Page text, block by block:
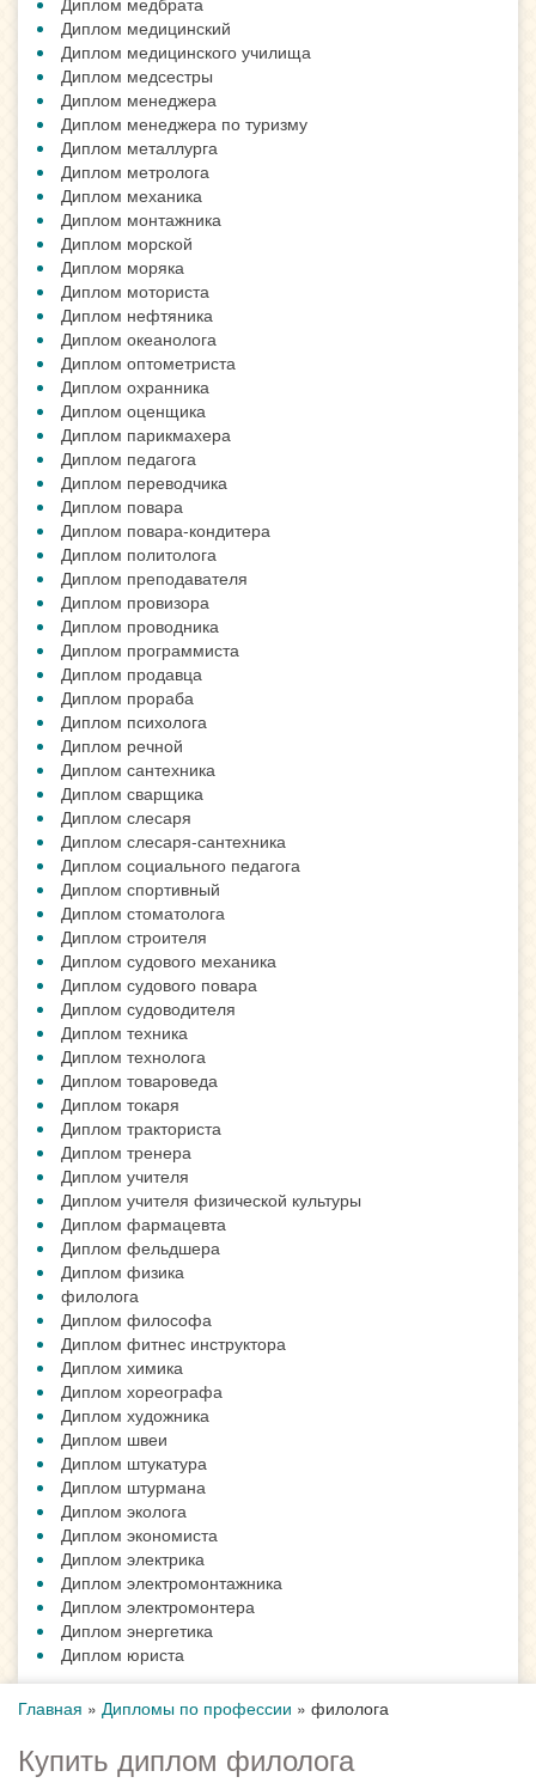
Диплом медицинский
Диплом медицинского училища
Диплом медсестры
Диплом менеджера
Диплом менеджера по туризму
Диплом металлурга
Диплом метролога
Диплом механика
Диплом монтажника
Диплом морской
Диплом моряка
Диплом моториста
Диплом нефтяника
Диплом океанолога
Диплом оптометриста
Диплом охранника
Диплом оценщика
Диплом парикмахера
Диплом педагога
Диплом переводчика
Диплом повара
Диплом повара-кондитера
Диплом политолога
Диплом преподавателя
Диплом провизора
Диплом проводника
Диплом программиста
Диплом продавца
Диплом прораба
Диплом психолога
Диплом речной
Диплом сантехника
Диплом сварщика
Диплом слесаря
Диплом слесаря-сантехника
Диплом социального педагога
Диплом спортивный
Диплом стоматолога
Диплом строителя
Диплом судового механика
Диплом судового повара
Диплом судоводителя
Диплом техника
Диплом технолога
Диплом товароведа
Диплом токаря
Диплом тракториста
Диплом тренера
Диплом учителя
Диплом учителя физической культуры
Диплом фармацевта
Диплом фельдшера
Диплом физика
филолога
Диплом философа
Диплом фитнес инструктора
Диплом химика
Диплом хореографа
Диплом художника
Диплом швеи
Диплом штукатура
Диплом штурмана
Диплом эколога
Диплом экономиста
Диплом электрика
Диплом электромонтажника
Диплом электромонтера
Диплом энергетика
Диплом юриста
Главная » Дипломы по профессии » филолога
Купить диплом филолога